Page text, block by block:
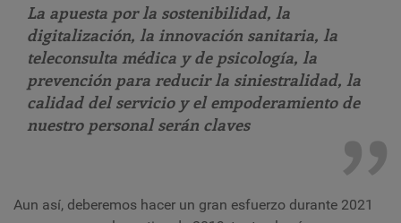
La apuesta por la sostenibilidad, la
digitalización, la innovación sanitaria, la
teleconsulta médica y de psicología, la
prevención para reducir la siniestralidad, la
calidad del servicio y el empoderamiento de
nuestro personal serán claves
Aun así, deberemos hacer un gran esfuerzo durante 2021